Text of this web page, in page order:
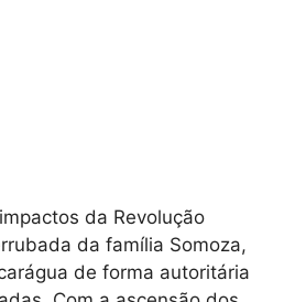
da Revolução
da família Somoza,
de forma autoritária